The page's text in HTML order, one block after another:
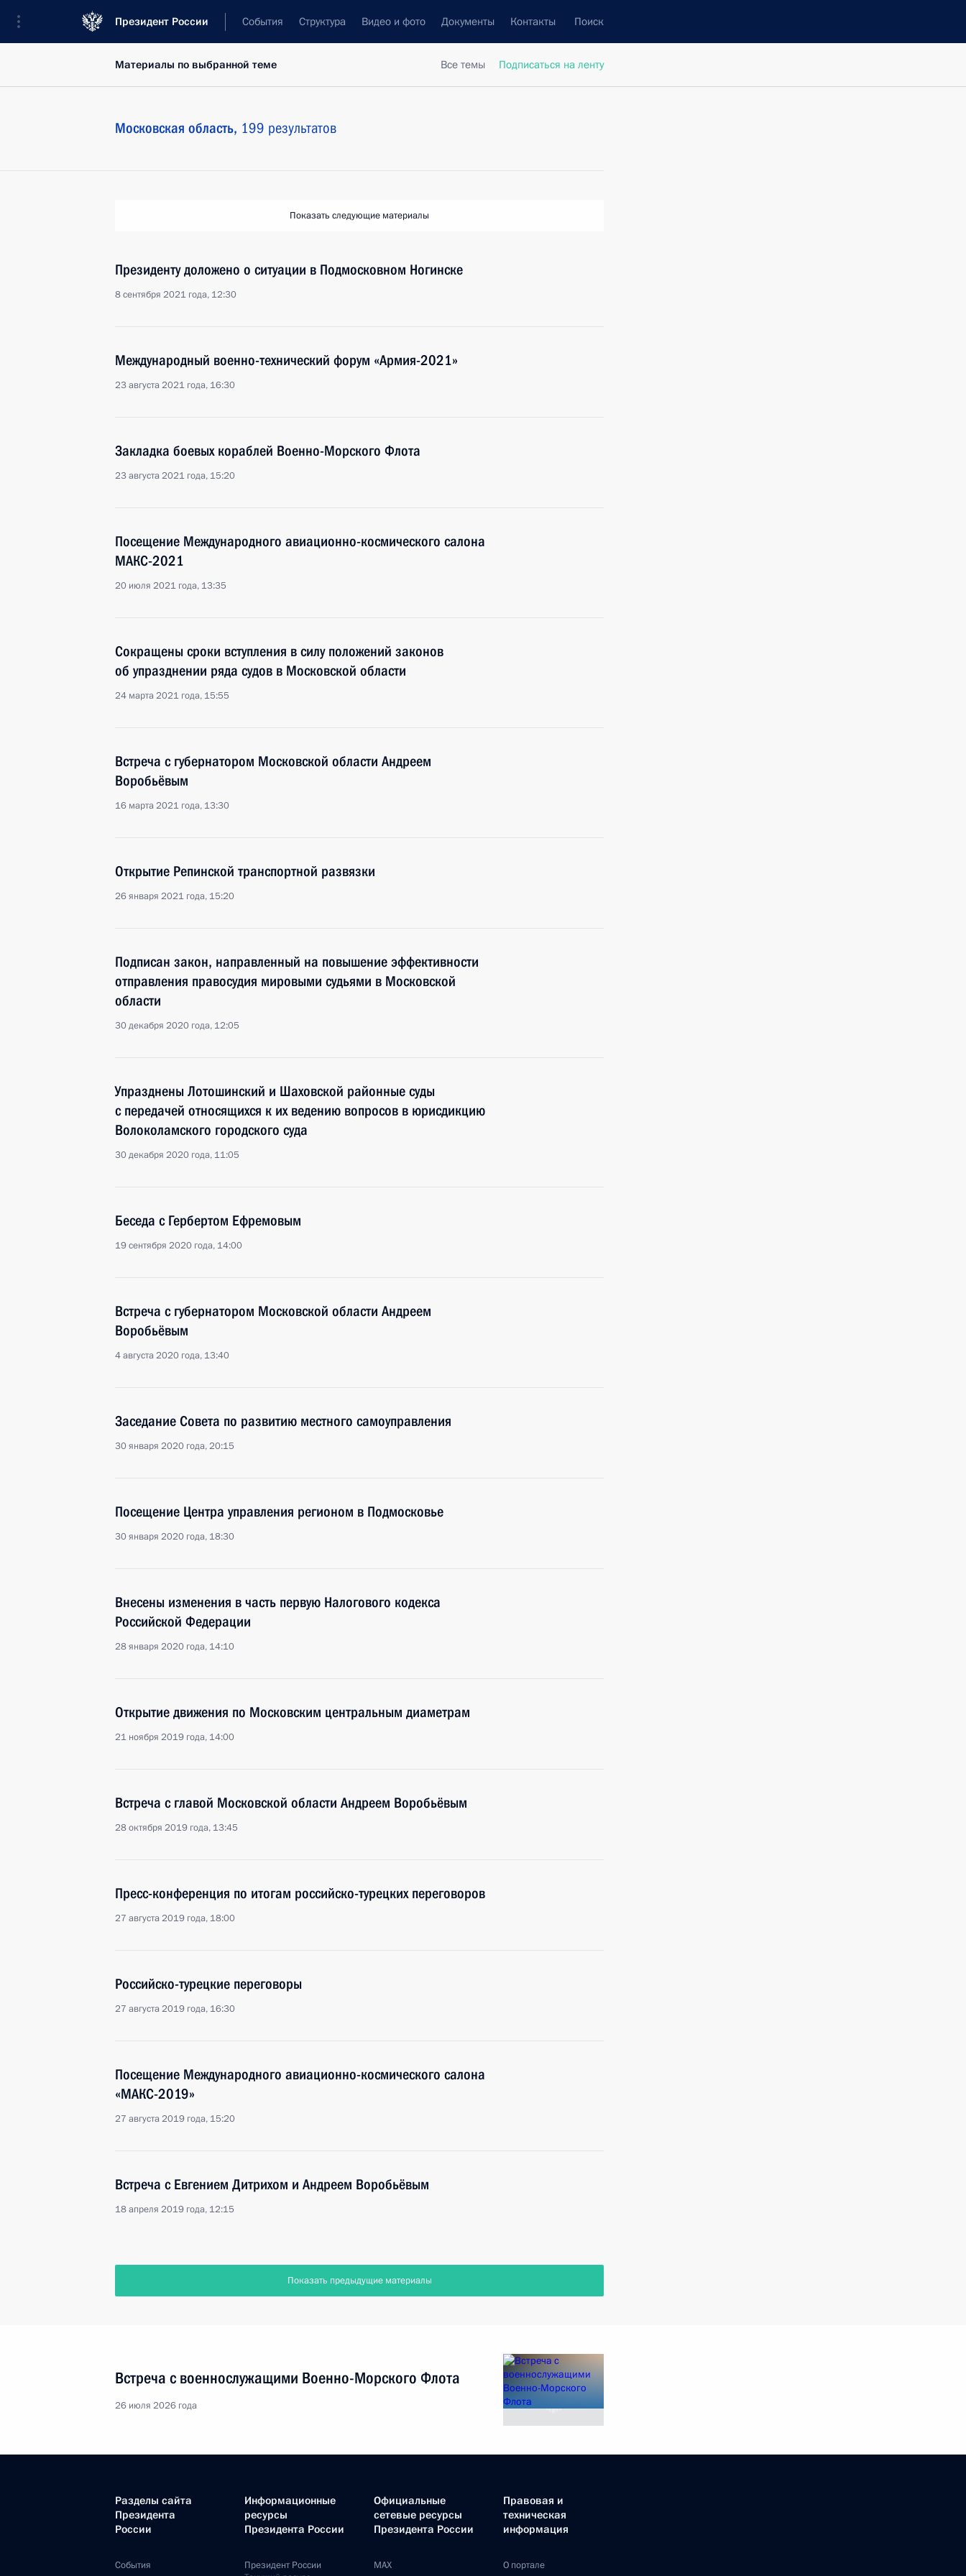
Президент России События Структура Видео и фото Документы Контакты Поиск
Все темы Подписаться на ленту
Материалы по выбранной теме
Московская область, 199 результатов
Показать следующие материалы
Президенту доложено о ситуации в Подмосковном Ногинске
8 сентября 2021 года, 12:30
Международный военно-технический форум «Армия-2021»
23 августа 2021 года, 16:30
Закладка боевых кораблей Военно-Морского Флота
23 августа 2021 года, 15:20
Посещение Международного авиационно-космического салона
МАКС-2021
20 июля 2021 года, 13:35
Сокращены сроки вступления в силу положений законов
об упразднении ряда судов в Московской области
24 марта 2021 года, 15:55
Встреча с губернатором Московской области Андреем
Воробьёвым
16 марта 2021 года, 13:30
Открытие Репинской транспортной развязки
26 января 2021 года, 15:20
Подписан закон, направленный на повышение эффективности
отправления правосудия мировыми судьями в Московской
области
30 декабря 2020 года, 12:05
Упразднены Лотошинский и Шаховской районные суды
с передачей относящихся к их ведению вопросов в юрисдикцию
Волоколамского городского суда
30 декабря 2020 года, 11:05
Беседа с Гербертом Ефремовым
19 сентября 2020 года, 14:00
Встреча с губернатором Московской области Андреем
Воробьёвым
4 августа 2020 года, 13:40
Заседание Совета по развитию местного самоуправления
30 января 2020 года, 20:15
Посещение Центра управления регионом в Подмосковье
30 января 2020 года, 18:30
Внесены изменения в часть первую Налогового кодекса
Российской Федерации
28 января 2020 года, 14:10
Открытие движения по Московским центральным диаметрам
21 ноября 2019 года, 14:00
Встреча с главой Московской области Андреем Воробьёвым
28 октября 2019 года, 13:45
Пресс-конференция по итогам российско-турецких переговоров
27 августа 2019 года, 18:00
Российско-турецкие переговоры
27 августа 2019 года, 16:30
Посещение Международного авиационно-космического салона
«МАКС-2019»
27 августа 2019 года, 15:20
Встреча с Евгением Дитрихом и Андреем Воробьёвым
18 апреля 2019 года, 12:15
Показать предыдущие материалы
Встреча с военнослужащими Военно-Морского Флота
26 июля 2026 года
Разделы сайта
Президента
России
События
Информационные
ресурсы
Президента России
Президент России
Официальные
сетевые ресурсы
Президента России
MAX
Правовая и
техническая
информация
О портале